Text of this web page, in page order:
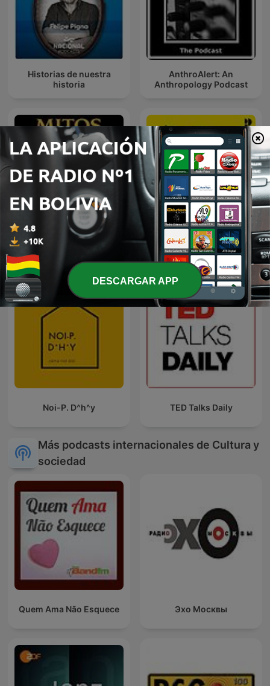
Historias de nuestra
historia
AnthroAlert: An
Anthropology Podcast
Dioses, héroes y
monstruos - Mitología e
Historias Perdidas
Noi-P. D^h^y TED Talks Daily
Más podcasts internacionales de Cultura y
sociedad
Quem Ama Não Esquece Эхо Москвы
DESCARGAR APP